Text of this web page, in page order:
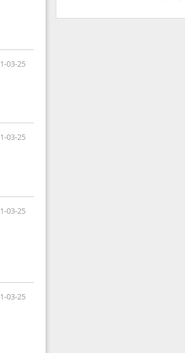
03-25
03-25
03-25
03-25